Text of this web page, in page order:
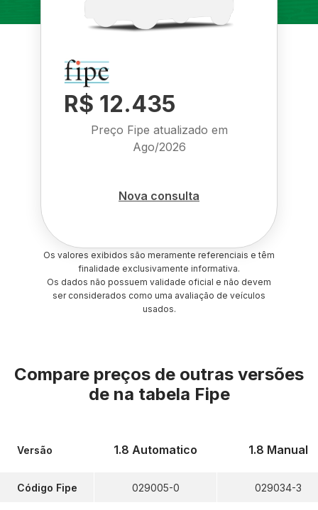
R$ 12.435
Preço Fipe atualizado em
Ago/2026
Nova consulta
Os valores exibidos são meramente referenciais e têm
finalidade exclusivamente informativa.
Os dados não possuem validade oficial e não devem
ser considerados como uma avaliação de veículos
usados.
Compare preços de outras versões
de na tabela Fipe
Versão
Código Fipe
1.8 Automatico
029005-0
1.8 Manual
029034-3